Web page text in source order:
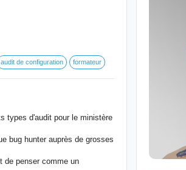
audit de configuration formateur
types d'audit pour le ministère
bug hunter auprès de grosses
de penser comme un